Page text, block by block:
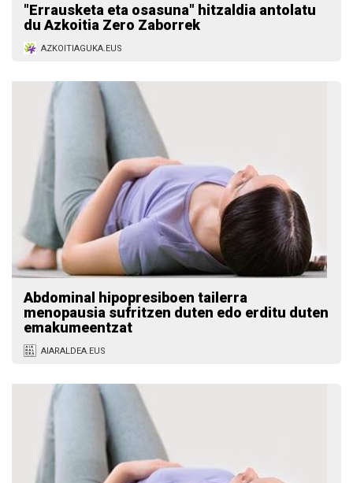
"Errausketa eta osasuna" hitzaldia antolatu
du Azkoitia Zero Zaborrek
AZKOITIAGUKA.EUS
Abdominal hipopresiboen tailerra
menopausia sufritzen duten edo erditu duten
emakumeentzat
AIARALDEA.EUS